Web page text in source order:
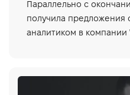
Параллельно с
получила предложения
аналитиком в компании